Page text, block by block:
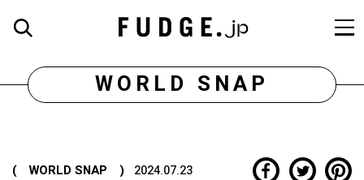
WORLD SNAP
( WORLD SNAP ) 2024.07.23